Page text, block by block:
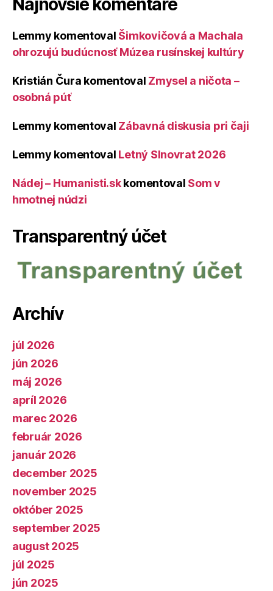
Lemmy komentoval Šimkovičová a Machala
ohrozujú budúcnosť Múzea rusínskej kultúry
Kristián Čura komentoval Zmysel a ničota –
osobná púť
Lemmy komentoval Zábavná diskusia pri čaji
Lemmy komentoval Letný Slnovrat 2026
Nádej – Humanisti.skkomentoval Som v
hmotnej núdzi
Transparentný účet
Archív
júl 2026
jún 2026
máj 2026
apríl 2026
marec 2026
február 2026
január 2026
december 2025
november 2025
október 2025
september 2025
august 2025
júl 2025
jún 2025